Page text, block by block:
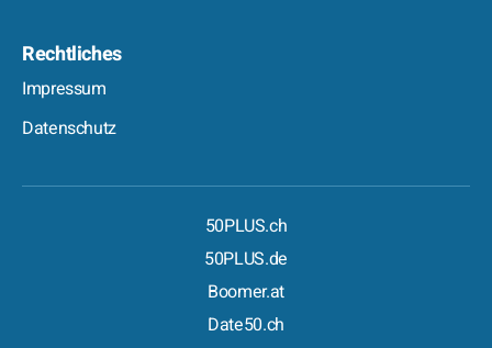
Rechtliches
Impressum
Datenschutz
50PLUS.ch
50PLUS.de
Boomer.at
Date50.ch